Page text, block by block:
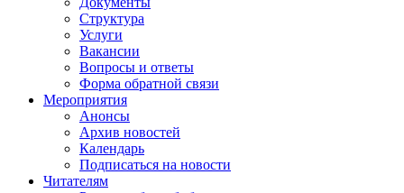
Структура
Услуги
Вакансии
Вопросы и ответы
Форма обратной связи
Мероприятия
Анонсы
Архив новостей
Календарь
Подписаться на новости
Читателям